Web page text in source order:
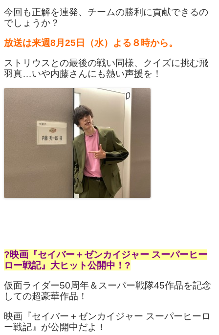
今回も正解を連発、チームの勝利に貢献できるの
でしょうか？
放送は来週8月25日（水）よる８時から。
ストリウスとの最後の戦い同様、クイズに挑む飛
羽真…いや内藤さんにも熱い声援を！
?映画『セイバー＋ゼンカイジャー スーパーヒー
ロー戦記』大ヒット公開中！?
仮面ライダー50周年＆スーパー戦隊45作品を記念
しての超豪華作品！
映画『セイバー＋ゼンカイジャー スーパーヒーロ
ー戦記』が公開中だよ！